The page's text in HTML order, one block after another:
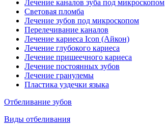
Лечение каналов зуба под микроскопом
Световая пломба
Лечение зубов под микроскопом
Перелечивание каналов
Лечение кариеса Icon (Айкон)
Лечение глубокого кариеса
Лечение пришеечного кариеса
Лечение постоянных зубов
Лечение гранулемы
Пластика уздечки языка
Отбеливание зубов
Виды отбеливания